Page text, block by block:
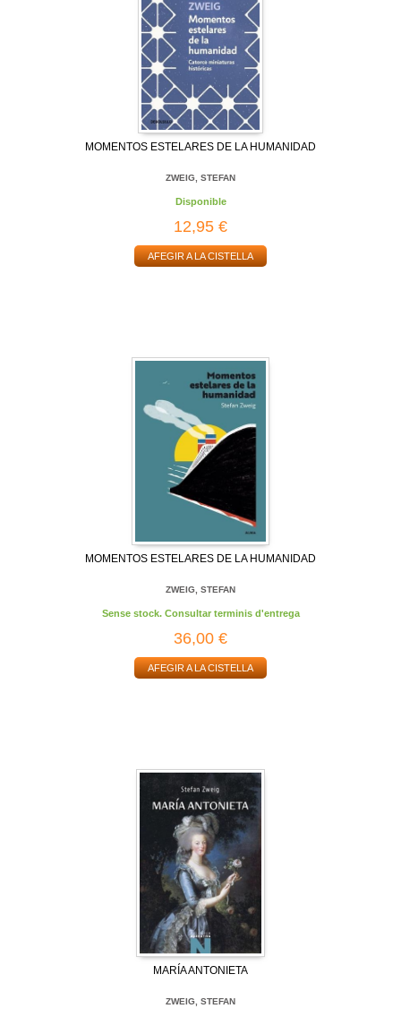
MOMENTOS ESTELARES DE LA HUMANIDAD
ZWEIG, STEFAN
Disponible
12,95 €
AFEGIR A LA CISTELLA
MOMENTOS ESTELARES DE LA HUMANIDAD
ZWEIG, STEFAN
Sense stock. Consultar terminis d'entrega
36,00 €
AFEGIR A LA CISTELLA
MARÍA ANTONIETA
ZWEIG, STEFAN